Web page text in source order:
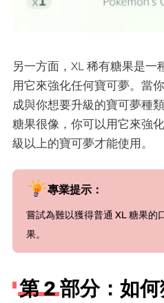
另一方面，XL 稀有糖果是一
用它來強化任何寶可夢。當
成與你想要升級的寶可夢種
糖果很像，你可以用它來強
級以上的寶可夢才能使用。
專業提示：
嘗試為難以獲得普通 XL 糖果的
果。
第 2 部分：如